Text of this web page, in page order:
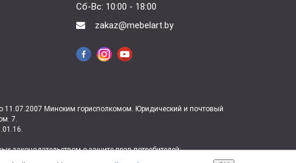
Сб-Вс: 10:00 - 18:00
zakaz@mebelart.by
11.07.2007 Минским горисполкомом. Юридический и почтовый
7.
законодательством о защите прав потребителей: